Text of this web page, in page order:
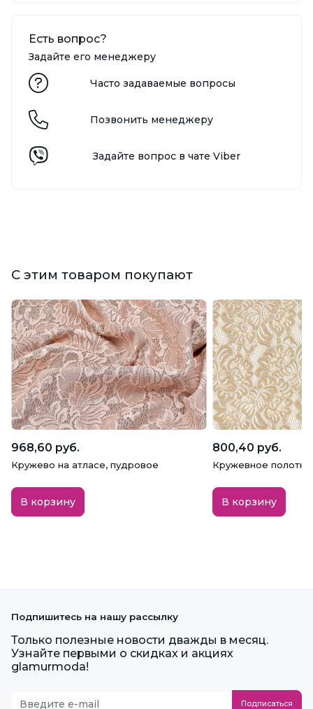
Есть вопрос?
Задайте его менеджеру
Часто задаваемые вопросы
Позвонить менеджеру
Задайте вопрос в чате Viber
С этим товаром покупают
968,60 руб.
Кружево на атласе, пудровое
В корзину
800,40 руб.
Кружевное
В корзину
Подпишитесь на нашу рассылку
Только полезные новости дважды в месяц.
Узнайте первыми о скидках и акциях
glamurmoda!